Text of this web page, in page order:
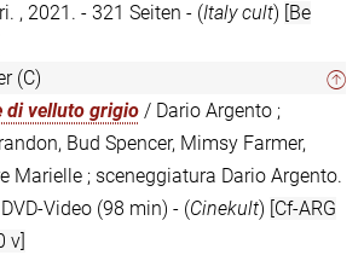
, 2021. - 321 Seiten - (Italy cult) [Be
(C)
di velluto grigio / Dario Argento ;
Bud Spencer, Mimsy Farmer,
Marielle ; sceneggiatura Dario Argento.
Video (98 min) - (Cinekult) [Cf-ARG
v]